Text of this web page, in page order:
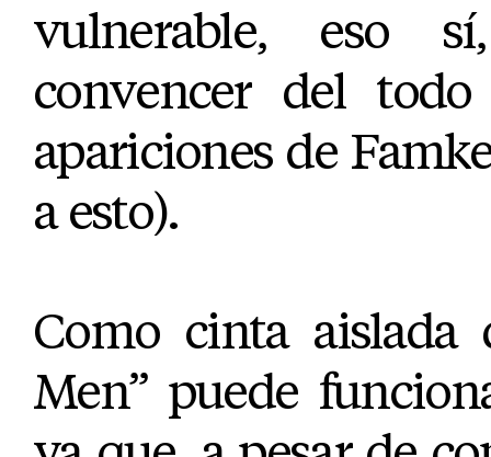
vulnerable, eso
convencer del
apariciones de
a esto).
Como cinta aislada
Men” puede